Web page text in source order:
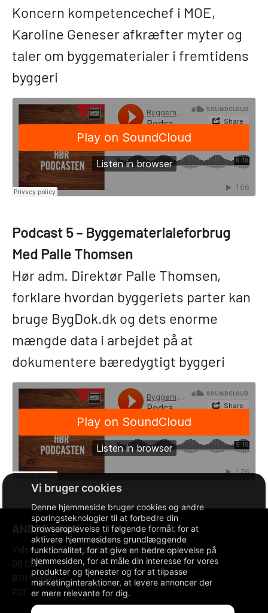
Denne hjemmeside bruger cookies og andre
sporingsteknologier til at forbedre din
browseroplevelse til følgende formål:for at
aktivere hjemmesidens grundlæggende
funktionalitet,for at give en bedre oplevelse på
hjemmesiden,for at måle din interesse for vores
produkter og tjenester og for at tilpasse
marketinginteraktioner,at levere annoncer der
er mere relevante for dig.
Koncern kompetencechef i MOE,
Karoline Geneser afkræfter myter og
taler om byggematerialer i fremtidens
byggeri
Podcast 5 – Byggematerialeforbrug
Med Palle Thomsen
Hør adm. Direktør Palle Thomsen,
forklare hvordan byggeriets parter kan
bruge BygDok.dk og dets enorme
mængde data i arbejdet på at
dokumentere bæredygtigt byggeri
ANDRE LINKS
Videncenter for energibesparelser i bygninger
DB CLP
ØTD Fonden
FUT